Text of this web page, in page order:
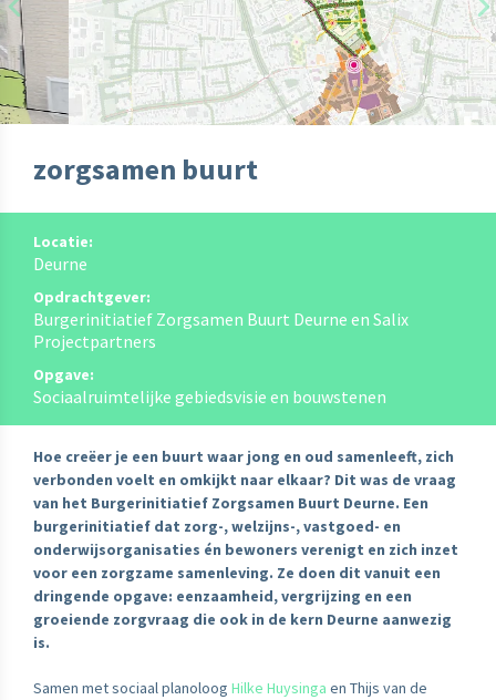
Previous
zorgsamen buurt
Locatie:
Deurne
Opdrachtgever:
Burgerinitiatief Zorgsamen Buurt Deurne en Salix
Projectpartners
Opgave:
Sociaalruimtelijke gebiedsvisie en bouwstenen
Hoe creëer je een buurt waar jong en oud samenleeft, zich
verbonden voelt en omkijkt naar elkaar? Dit was de vraag
van het Burgerinitiatief Zorgsamen Buurt Deurne. Een
burgerinitiatief dat zorg-, welzijns-, vastgoed- en
onderwijsorganisaties én bewoners verenigt en zich inzet
voor een zorgzame samenleving. Ze doen dit vanuit een
dringende opgave: eenzaamheid, vergrijzing en een
groeiende zorgvraag die ook in de kern Deurne aanwezig
is.
Samen met sociaal planoloog Hilke Huysinga en Thijs van de